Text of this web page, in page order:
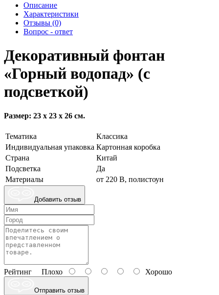
Описание
Характеристики
Отзывы (0)
Вопрос - ответ
Декоративный фонтан
«Горный водопад» (с
подсветкой)
Размер: 23 х 23 х 26 см.
Тематика
Классика
Индивидуальная упаковка Картонная коробка
Страна
Китай
Подсветка
Да
Материалы
от 220 В, полистоун
Добавить отзыв
Рейтинг Плохо Хорошо
Отправить отзыв